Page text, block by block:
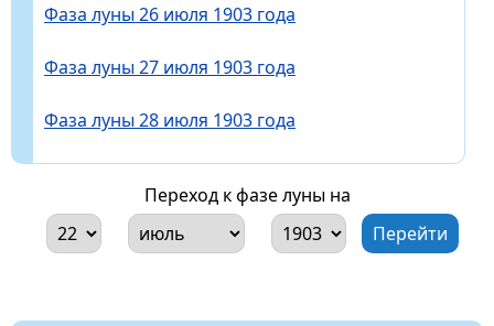
Фаза луны 26 июля 1903 года
Фаза луны 27 июля 1903 года
Фаза луны 28 июля 1903 года
Переход к фазе луны на